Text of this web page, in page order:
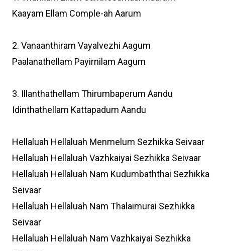
Kaayam Ellam Comple-ah Aarum
2. Vanaanthiram Vayalvezhi Aagum
Paalanathellam Payirnilam Aagum
3. Illanthathellam Thirumbaperum Aandu
Idinthathellam Kattapadum Aandu
Hellaluah Hellaluah Menmelum Sezhikka Seivaar
Hellaluah Hellaluah Vazhkaiyai Sezhikka Seivaar
Hellaluah Hellaluah Nam Kudumbaththai Sezhikka
Seivaar
Hellaluah Hellaluah Nam Thalaimurai Sezhikka
Seivaar
Hellaluah Hellaluah Nam Vazhkaiyai Sezhikka